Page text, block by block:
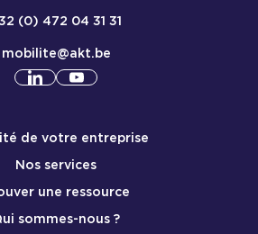
(0) 472 04 31 31
mobilite@akt.be
Consulter notre profil
Consulter notre profil
mobile
de votre entreprise
Nos services
une ressource
sommes-nous ?